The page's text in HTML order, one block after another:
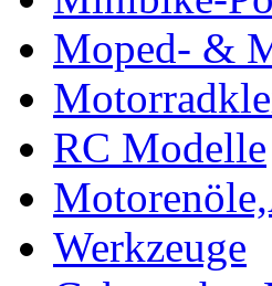
Moped- &
RC Modelle
Werkzeuge